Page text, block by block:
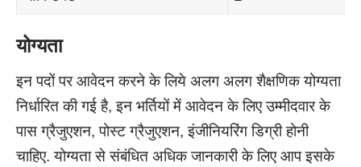
योग्यता
इन पदों पर आवेदन करने के लिये अलग अलग शैक्षणिक योग्यता
निर्धारित की गई है, इन भर्तियों में आवेदन के लिए उम्मीदवार के
पास ग्रैजुएशन, पोस्ट ग्रैजुएशन, इंजीनियरिंग डिग्री होनी
चाहिए. योग्यता से संबंधित अधिक जानकारी के लिए आप इसके